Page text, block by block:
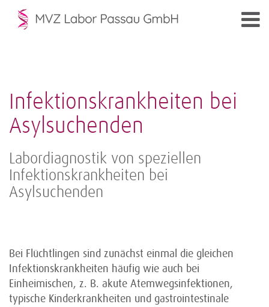
Infektionskrankheiten bei
Asylsuchenden
Labordiagnostik von speziellen
Infektionskrankheiten bei
Asylsuchenden
Bei Flüchtlingen sind zunächst einmal die gleichen
Infektionskrankheiten häufig wie auch bei
Einheimischen, z. B. akute Atemwegsinfektionen,
typische Kinderkrankheiten und gastrointestinale